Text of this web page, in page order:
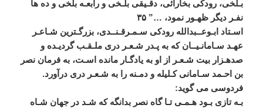
بـلخی، رودکی بخارائی، دقـيقی بلـخی و رابعـه بلخی و ده ها
نفـر ديگر ظهـور نمود، …”۳۵
اسـتاد ابـوعــبدالله رودکی سـمـرقـنــدی، بزرگـترين شـاعـر
عهـد سـامانـيــان که به پـدر شـعـر دری ملـقـب گرديـده و
صدهـزار بيت شـعـر از او به يادگـار مانده اسـت، به فرمان نصر
بن احـمد سـامانی کـليله و دمـنه را به شـعـر دری درآورد.
فردوسی می ‌گويد:
بـه تازی بـود هـمـی تـا گاه نصر بدانگه که شـد در جهان شـاه